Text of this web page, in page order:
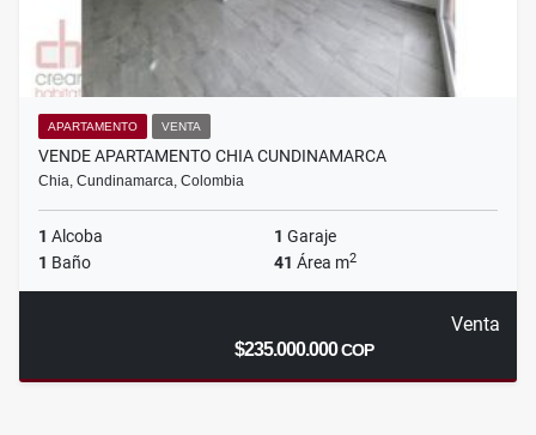
APARTAMENTO VENTA
VENDE APARTAMENTO CHIA CUNDINAMARCA
Chia, Cundinamarca, Colombia
1 Alcoba 1 Garaje
1 Baño 41 Área m2
Venta
$235.000.000COP